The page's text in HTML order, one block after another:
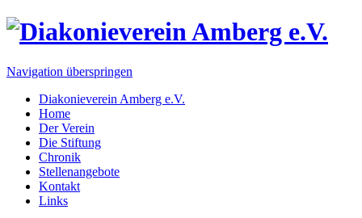
Navigation überspringen
Diakonieverein Amberg e.V.
Home
Der Verein
Die Stiftung
Chronik
Stellenangebote
Kontakt
Links